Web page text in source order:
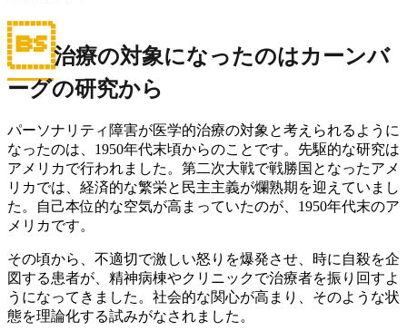
治療の対象になったのはカーンバ
ーグの研究から
パーソナリティ障害が医学的治療の対象と考えられるように
なったのは、1950年代末頃からのことです。先駆的な研究は
アメリカで行われました。第二次大戦で戦勝国となったアメ
リカでは、経済的な繁栄と民主主義が爛熟期を迎えていまし
た。自己本位的な空気が高まっていたのが、1950年代末のア
メリカです。
その頃から、不適切で激しい怒りを爆発させ、時に自殺を企
図する患者が、精神病棟やクリニックで治療者を振り回すよ
うになってきました。社会的な関心が高まり、そのような状
態を理論化する試みがなされました。